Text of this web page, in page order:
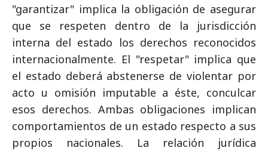
"garantizar" implica la obligación de asegurar
que se respeten dentro de la jurisdicción
interna del estado los derechos reconocidos
internacionalmente. El "respetar" implica que
el estado deberá abstenerse de violentar por
acto u omisión imputable a éste, conculcar
esos derechos. Ambas obligaciones implican
comportamientos de un estado respecto a sus
propios nacionales. La relación jurídica